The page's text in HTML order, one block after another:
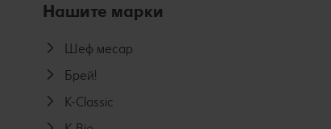
Нашите марки
Шеф месар
Брей!
K-Classic